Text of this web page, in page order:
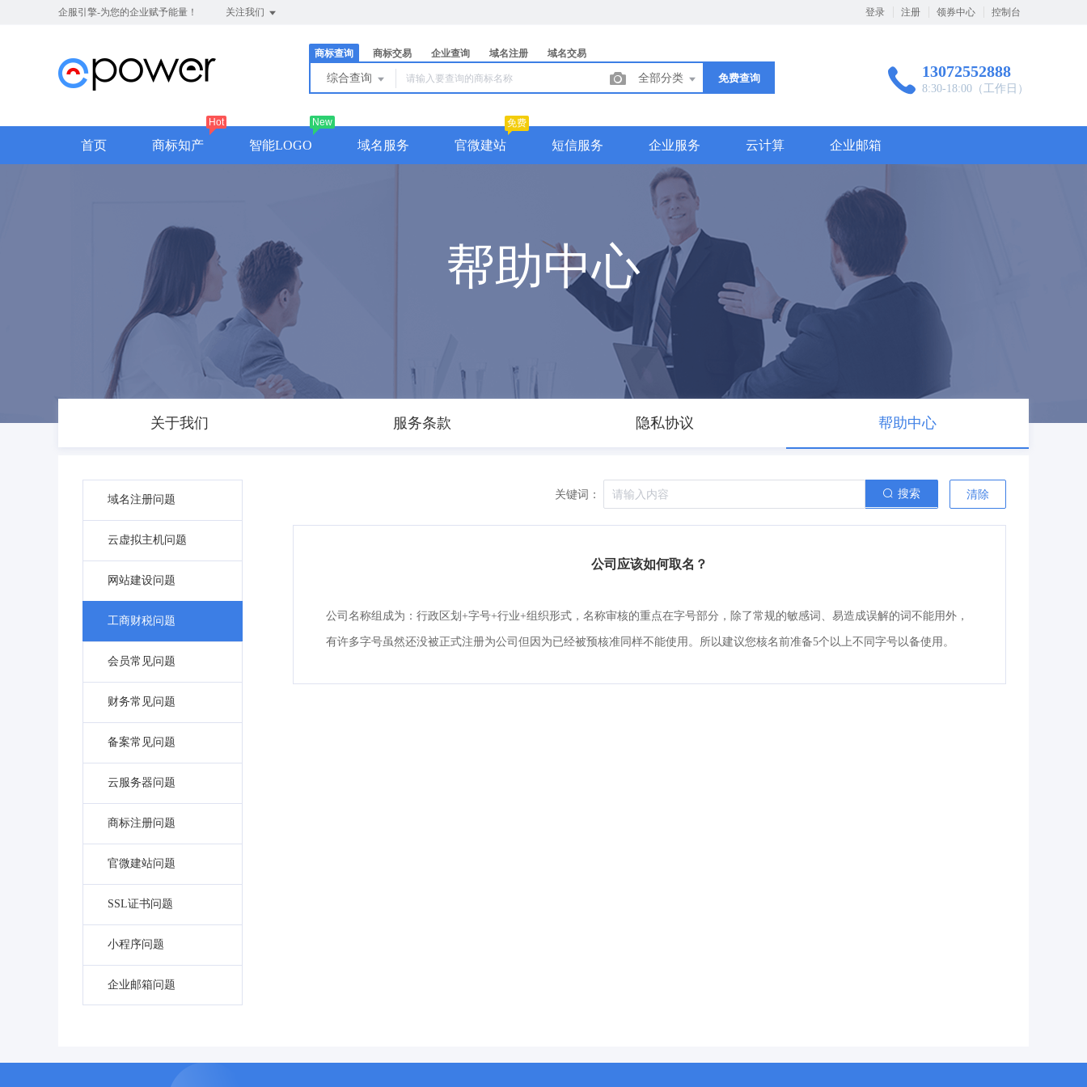
企服引擎-为您的企业赋予能量！ 关注我们 登录 注册 领券中心 控制台
商标查询 商标交易 企业查询 域名注册 域名交易
综合查询 全部分类 免费查询 13072552888
8:30-18:00（工作日）
首页 商标知产
Hot
智能LOGO
New
域名服务 官微建站
免费
短信服务 企业服务 云计算 企业邮箱
帮助中心
关于我们 服务条款 隐私协议 帮助中心
域名注册问题
云虚拟主机问题
网站建设问题
工商财税问题
会员常见问题
财务常见问题
备案常见问题
云服务器问题
商标注册问题
官微建站问题
SSL证书问题
小程序问题
企业邮箱问题
关键词： 搜索 清除
公司应该如何取名？
公司名称组成为：行政区划+字号+行业+组织形式，名称审核的重点在字号部分，除了常规的敏感词、易造成误解的词不能用外，
有许多字号虽然还没被正式注册为公司但因为已经被预核准同样不能使用。所以建议您核名前准备5个以上不同字号以备使用。